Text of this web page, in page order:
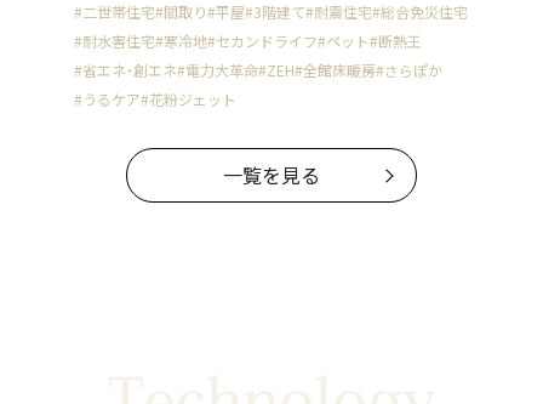
#二世帯住宅#間取り#平屋#3階建て#耐震住宅#総合免災住宅
#耐水害住宅#寒冷地#セカンドライフ#ペット#断熱王
#省エネ・創エネ#電力大革命#ZEH#全館床暖房#さらぽか
#うるケア#花粉ジェット
一覧を見る